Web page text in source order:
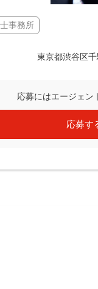
事務所
東京都渋谷区
応募にはエージェン
応募す